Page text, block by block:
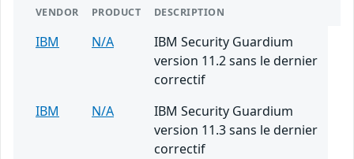
VENDOR PRODUCT DESCRIPTION
IBM N/A
IBM Security Guardium
version 11.2 sans le dernier
correctif
IBM
N/A
IBM Security Guardium
version 11.3 sans le dernier
correctif